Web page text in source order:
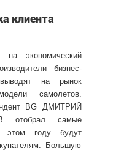
клиента
на экономический
бизнес-
на рынок
самолетов.
BG ДМИТРИЙ
отобрал самые
этом году будут
Большую